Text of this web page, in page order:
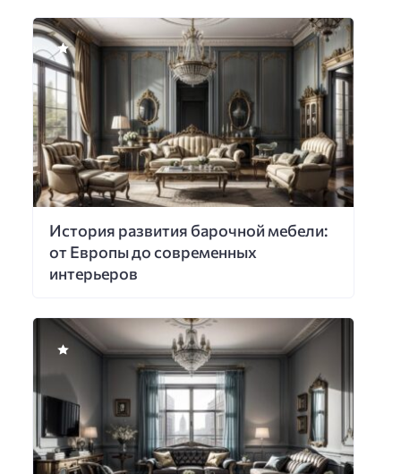
История развития барочной мебели:
от Европы до современных
интерьеров